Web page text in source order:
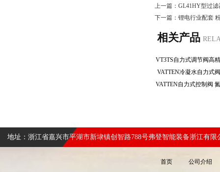
上一篇： GL41HY型过滤
下一篇： 锂电行业配套
相关产品
VATTEN冷凝水自力
地址：浙江省嘉兴市平湖市新埭镇创智路788号弗登智能装备浙江有限
首页 公司介绍